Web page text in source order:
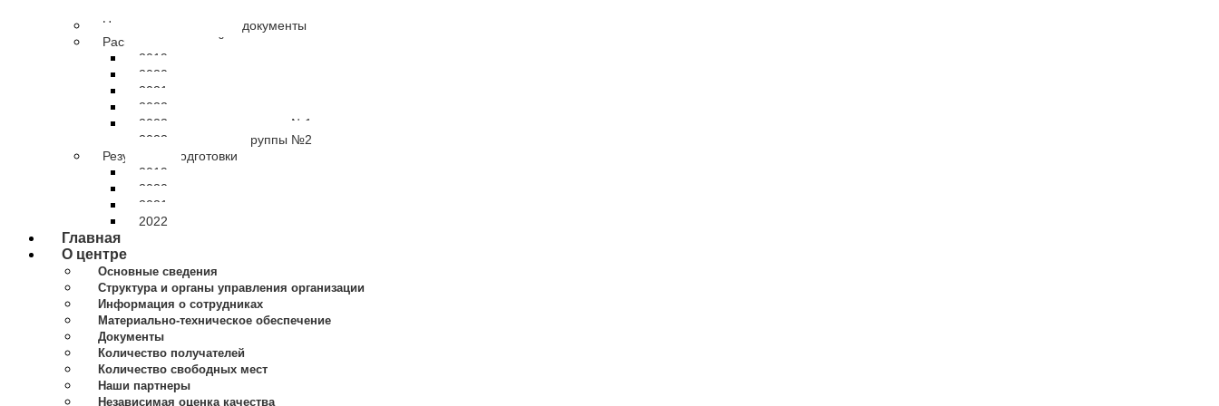
Нормативно-правовые документы
Расписание занятий
2019 расписание
2020 расписание
2021 расписание
2022 расписание
2023 расписание группы №1
2023 расписание группы №2
Результаты подготовки
2019
2020
2021
2022
Главная
О центре
Основные сведения
Структура и органы управления организации
Информация о сотрудниках
Материально-техническое обеспечение
Документы
Количество получателей
Количество свободных мест
Наши партнеры
Независимая оценка качества